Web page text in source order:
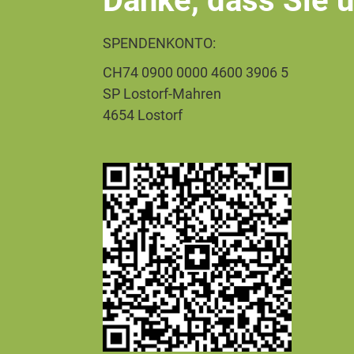
SPENDENKONTO:
CH74 0900 0000 4600 3906 5
SP Lostorf-Mahren
4654 Lostorf